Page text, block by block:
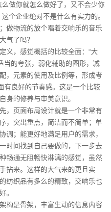
做你就怎么做好了，又不会少你
个企业绝对不是什么有实力的。
做物流的放个唱着交响乐的音乐
气了吗？
义，感觉概括的比较全面：“大
当的夸张，弱化辅助的图形，减
，元素的使用及比例等，形成考
有良好的节奏感。这是一个比较
身的修养与审美意识。
，页面布局设计就是一个非常有
，突出重点，简洁而不简单；单
调；能更好地满足用户的需求，
时间找到自己要做的，下一步去
畅通无阻畅快淋漓的感觉，虽然
拈来。这样的大气来的更且实
纺织品有多么的精致，交响乐也
。
构是骨架，丰富生动的信息内容